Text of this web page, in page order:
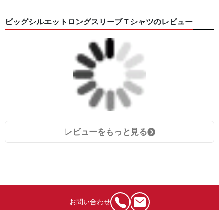
ビッグシルエットロングスリーブＴシャツのレビュー
レビューをもっと見る
お問い合わせ